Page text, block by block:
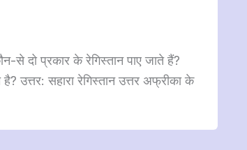
से दो प्रकार के रेगिस्तान पाए जाते हैं?
उत्तर: सहारा रेगिस्तान उत्तर अफ्रीका के